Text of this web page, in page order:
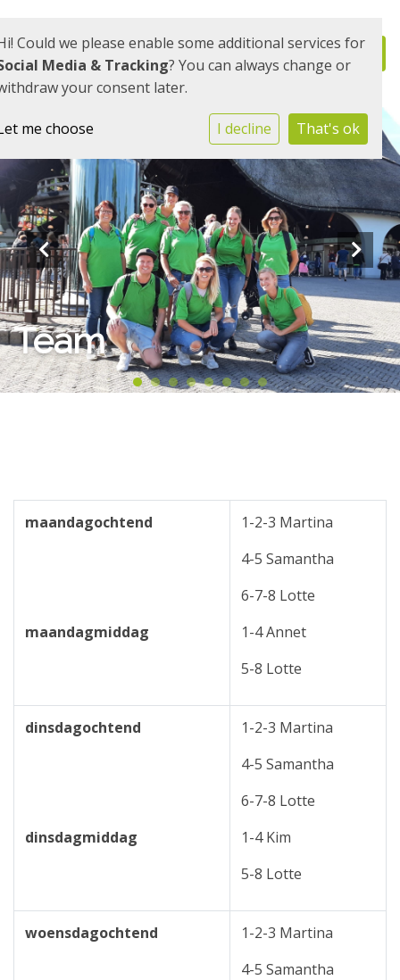
Team
maandagochtend
maandagmiddag
1-2-3 Martina
4-5 Samantha
6-7-8 Lotte
1-4 Annet
5-8 Lotte
dinsdagochtend
dinsdagmiddag
1-2-3 Martina
4-5 Samantha
6-7-8 Lotte
1-4 Kim
5-8 Lotte
woensdagochtend
1-2-3 Martina
4-5 Samantha
Could we please enable some additional services for
Media & Tracking? You can always change or
your consent later.
me choose I decline That's ok